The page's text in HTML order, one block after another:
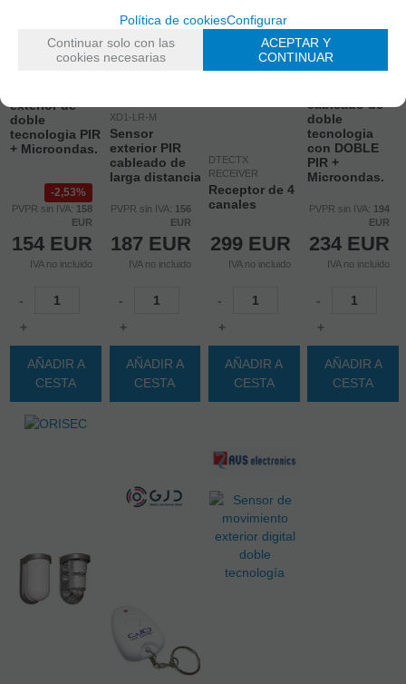
exterior de
doble
tecnologia PIR
+ Microondas.
2,53%
PVPR sin IVA: 158
EUR
154 EUR
IVA no incluido
-
+
AÑADIR A
CESTA
XD1-LR-M
Sensor
exterior PIR
cableado de
larga distancia
PVPR sin IVA: 156
EUR
187 EUR
IVA no incluido
-
+
AÑADIR A
CESTA
DTECTX
RECEIVER
Receptor de 4
canales
299 EUR
IVA no incluido
-
+
AÑADIR A
CESTA
XD2-DT-AM
Sensor
cableado de
doble
tecnologia
con DOBLE
PIR +
Microondas.
PVPR sin IVA: 194
EUR
234 EUR
IVA no incluido
-
+
AÑADIR A
CESTA
Política de cookiesConfigurar
Continuar solo con las
cookies necesarias
ACEPTAR Y
CONTINUAR